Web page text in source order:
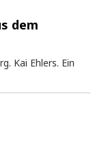
dem
Kai Ehlers. Ein